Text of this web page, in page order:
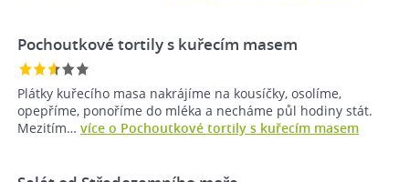
Pochoutkové tortily s kuřecím masem
Plátky kuřecího masa nakrájíme na kousíčky, osolíme,
opepříme, ponoříme do mléka a necháme půl hodiny stát.
Mezitím… více o Pochoutkové tortily s kuřecím masem